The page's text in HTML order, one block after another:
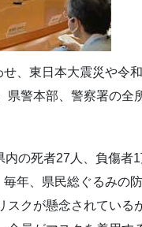
、東日本大震災や令
警本部、警察署の全
の死者27人、負傷者
年、県民総ぐるみの
スクが懸念されている